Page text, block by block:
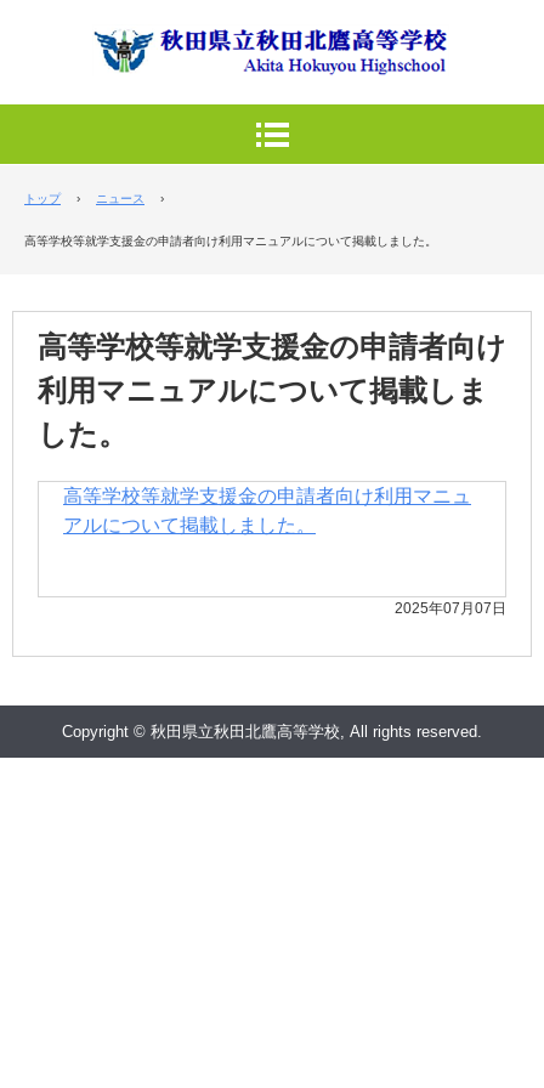
トップ › ニュース ›
高等学校等就学支援金の申請者向け利用マニュアルについて掲載しました。
高等学校等就学支援金の申請者向け
利用マニュアルについて掲載しま
した。
高等学校等就学支援金の申請者向け利用マニュ
アルについて掲載しました。
2025年07月07日
Copyright © 秋田県立秋田北鷹高等学校, All rights reserved.